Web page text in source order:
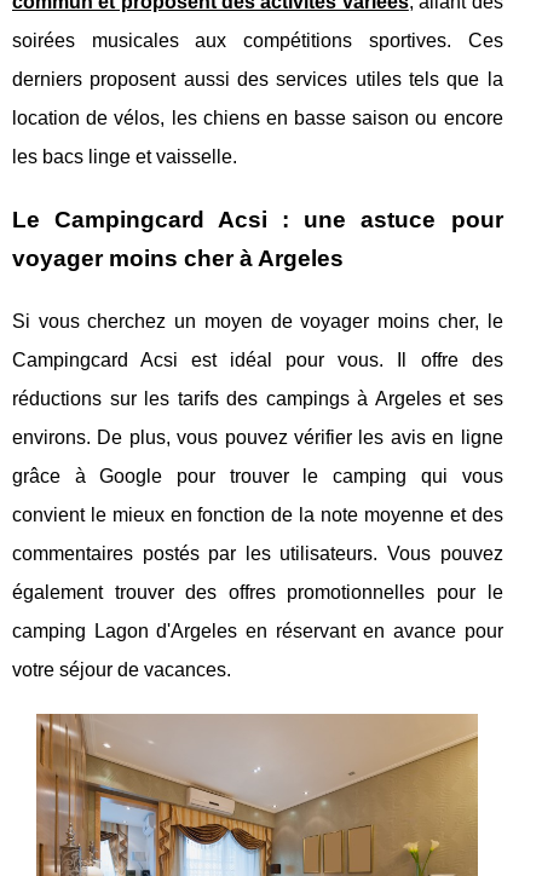
soirées musicales aux compétitions sportives. Ces
derniers proposent aussi des services utiles tels que la
location de vélos, les chiens en basse saison ou encore
les bacs linge et vaisselle.
Le Campingcard Acsi : une astuce pour
voyager moins cher à Argeles
Si vous cherchez un moyen de voyager moins cher, le
Campingcard Acsi est idéal pour vous. Il offre des
réductions sur les tarifs des campings à Argeles et ses
environs. De plus, vous pouvez vérifier les avis en ligne
grâce à Google pour trouver le camping qui vous
convient le mieux en fonction de la note moyenne et des
commentaires postés par les utilisateurs. Vous pouvez
également trouver des offres promotionnelles pour le
camping Lagon d'Argeles en réservant en avance pour
votre séjour de vacances.